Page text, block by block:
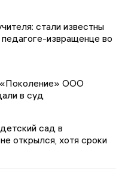
стали известны
извращенце во
ООО
в суд
сад в
открылся, хотя сроки